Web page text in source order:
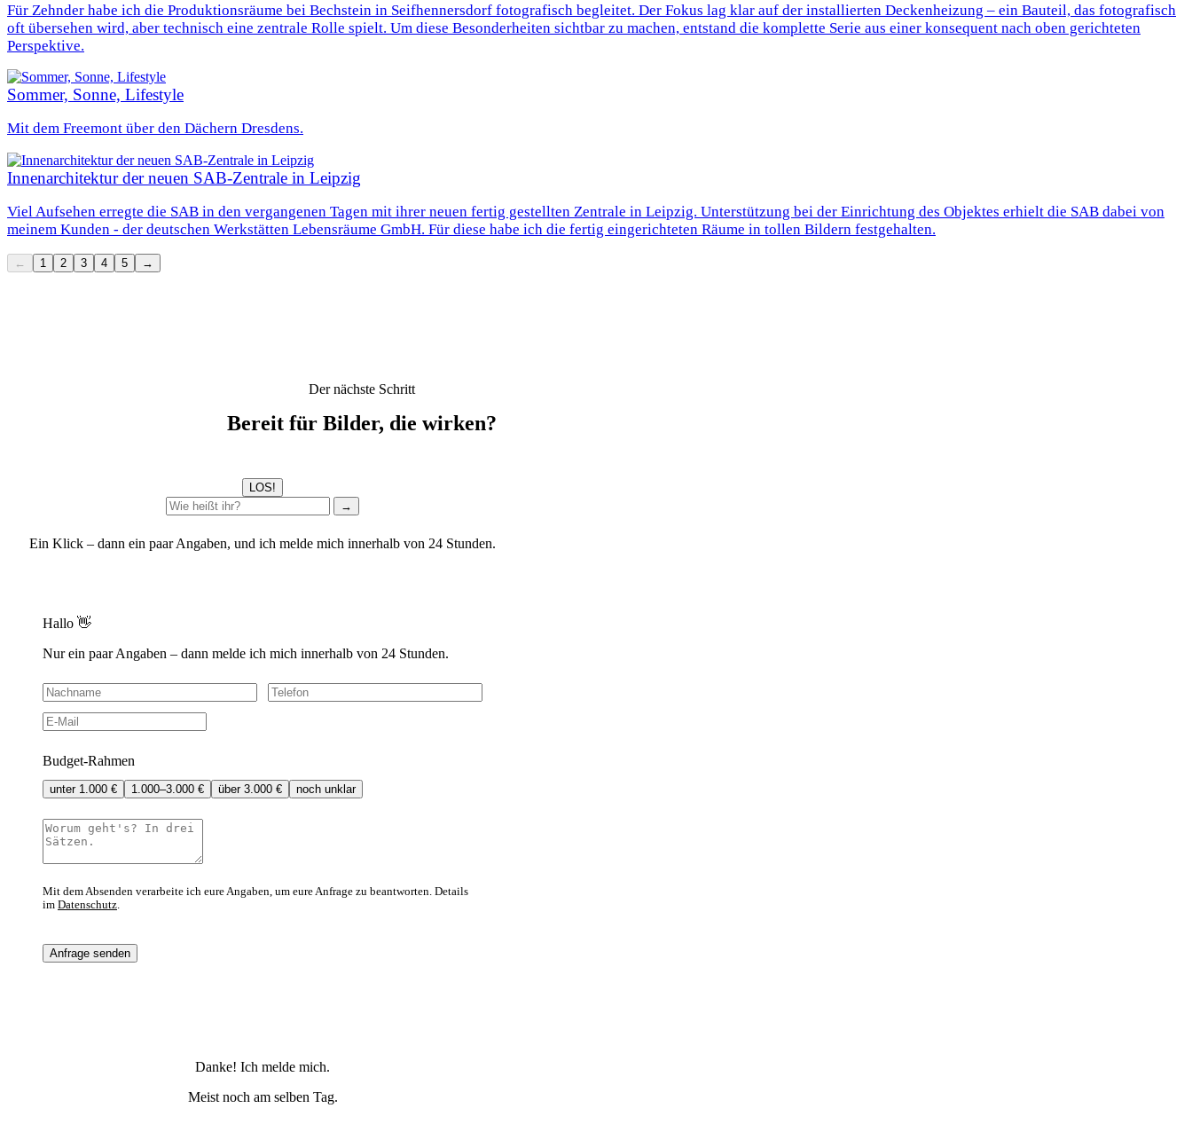
Für Zehnder habe ich die Produktionsräume bei Bechstein in Seifhennersdorf fotografisch begleitet. Der Fokus lag klar auf der installierten Deckenheizung – ein Bauteil, das fotografisch
oft übersehen wird, aber technisch eine zentrale Rolle spielt. Um diese Besonderheiten sichtbar zu machen, entstand die komplette Serie aus einer konsequent nach oben gerichteten
Perspektive.
Sommer, Sonne, Lifestyle
Mit dem Freemont über den Dächern Dresdens.
Innenarchitektur der neuen SAB-Zentrale in Leipzig
Viel Aufsehen erregte die SAB in den vergangenen Tagen mit ihrer neuen fertig gestellten Zentrale in Leipzig. Unterstützung bei der Einrichtung des Objektes erhielt die SAB dabei von
meinem Kunden - der deutschen Werkstätten Lebensräume GmbH. Für diese habe ich die fertig eingerichteten Räume in tollen Bildern festgehalten.
← 1 2 3 4 5 →
Der nächste Schritt
Bereit für Bilder, die wirken?
LOS!
→
Ein Klick – dann ein paar Angaben, und ich melde mich innerhalb von 24 Stunden.
Hallo 👋
Nur ein paar Angaben – dann melde ich mich innerhalb von 24 Stunden.
Budget-Rahmen
unter 1.000 € 1.000–3.000 € über 3.000 € noch unklar
Mit dem Absenden verarbeite ich eure Angaben, um eure Anfrage zu beantworten. Details
im Datenschutz
Anfrage senden
Danke! Ich melde mich.
Meist noch am selben Tag.